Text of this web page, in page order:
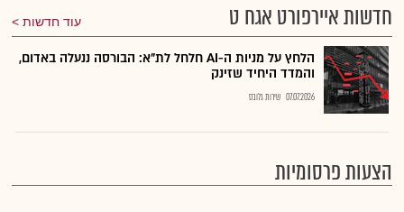
חדשות איירפורט אגח ט עוד חדשות
הלחץ על מניות ה-AI חלחל לת"א: הבורסה ננעלה באדום,
והמדד היחיד שזינק
07.07.2026 שירות גלובס
הצעות פרסומיות